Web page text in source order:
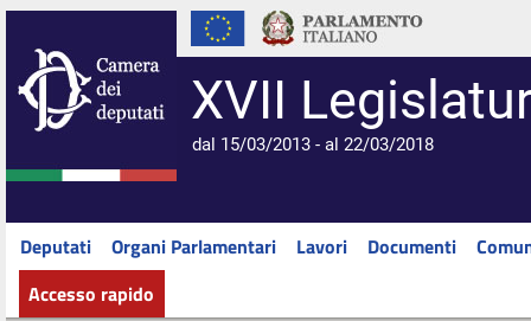
XVII
dal 15/03/2013 - al 22/03/2018
Deputati Organi Parlamentari Lavori Documenti
Accesso rapido